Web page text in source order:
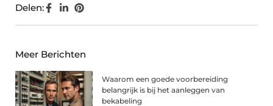
Delen:
Meer Berichten
Waarom een goede voorbereiding
belangrijk is bij het aanleggen van
bekabeling